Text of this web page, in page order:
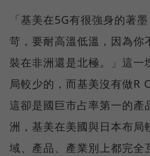
「基美在5G有很強身的著
苛，要耐高溫低溫，因為你
裝在非洲還是北極。」這一
局較少的，而基美沒有做R
這卻是國巨市占率第一的產
洲，基美在美國與日本布局
域、產品、產業別上都完全